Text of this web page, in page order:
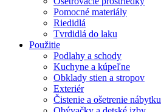
Pomocné materiály
Riedidlá
Tvrdidlá do laku
Použitie
Podlahy a schody
Kuchyne a kúpeľne
Obklady stien a stropov
Exteriér
Čistenie a ošetrenie nábytku